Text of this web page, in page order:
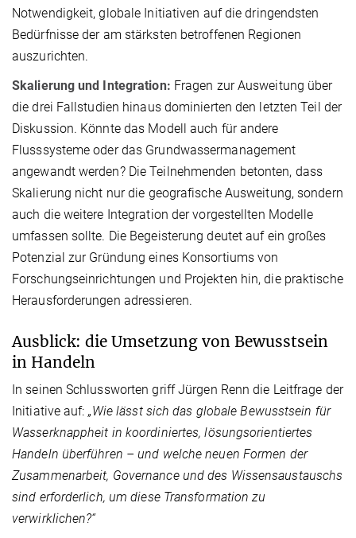
Notwendigkeit, globale Initiativen auf die dringendsten
Bedürfnisse der am stärksten betroffenen Regionen
auszurichten.
Skalierung und Integration: Fragen zur Ausweitung über
die drei Fallstudien hinaus dominierten den letzten Teil der
Diskussion. Könnte das Modell auch für andere
Flusssysteme oder das Grundwassermanagement
angewandt werden? Die Teilnehmenden betonten, dass
Skalierung nicht nur die geografische Ausweitung, sondern
auch die weitere Integration der vorgestellten Modelle
umfassen sollte. Die Begeisterung deutet auf ein großes
Potenzial zur Gründung eines Konsortiums von
Forschungseinrichtungen und Projekten hin, die praktische
Herausforderungen adressieren.
Ausblick: die Umsetzung von Bewusstsein
in Handeln
In seinen Schlussworten griff Jürgen Renn die Leitfrage der
Initiative auf: „Wie lässt sich das globale Bewusstsein für
Wasserknappheit in koordiniertes, lösungsorientiertes
Handeln überführen – und welche neuen Formen der
Zusammenarbeit, Governance und des Wissensaustauschs
sind erforderlich, um diese Transformation zu
verwirklichen?“